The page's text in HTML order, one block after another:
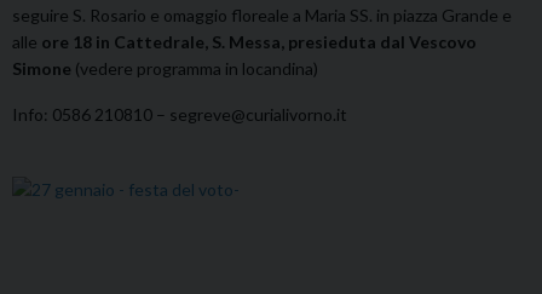
seguire S. Rosario e omaggio floreale a Maria SS. in piazza Grande e
alle ore 18 in Cattedrale, S. Messa, presieduta dal Vescovo
Simone (vedere programma in locandina)
Info: 0586 210810 – segreve@curialivorno.it